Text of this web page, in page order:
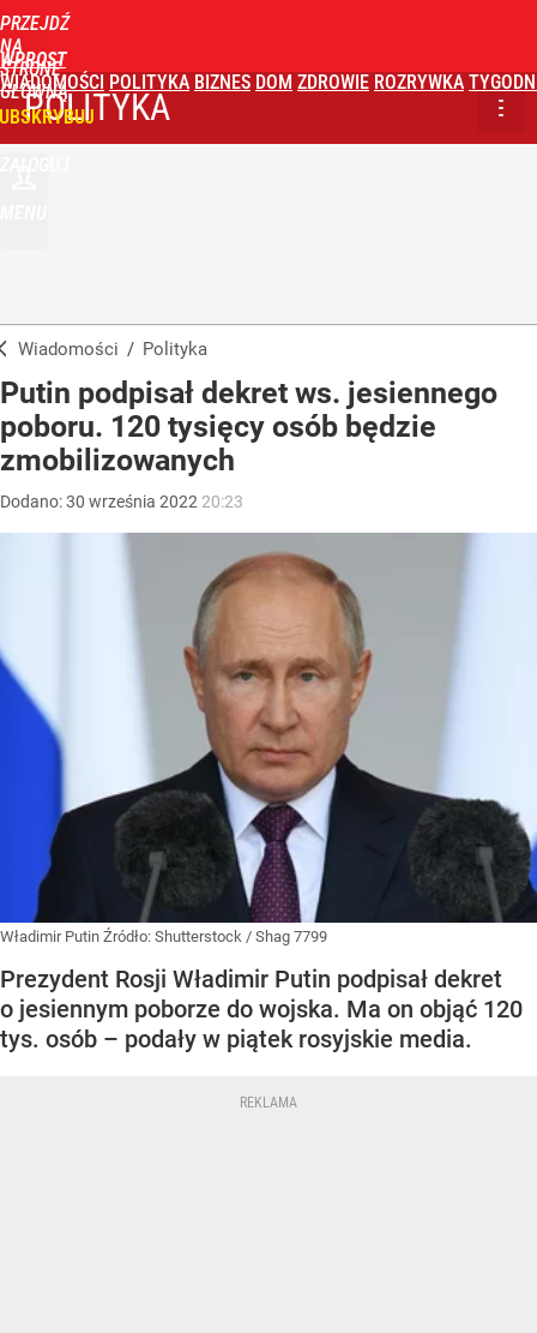
PRZEJDŹ
NA
STRONĘ
GŁÓWNĄ
WPROST
WIADOMOŚCI POLITYKA BIZNES DOM ZDROWIE ROZRYWKA
POLITYKA
Wiadomości / Polityka
Putin podpisał dekret ws. jesiennego
poboru. 120 tysięcy osób będzie
zmobilizowanych
Dodano:30 września 2022 20:23
Władimir Putin Źródło: Shutterstock / Shag 7799
Prezydent Rosji Władimir Putin podpisał dekret
o jesiennym poborze do wojska. Ma on objąć 120
tys. osób – podały w piątek rosyjskie media.